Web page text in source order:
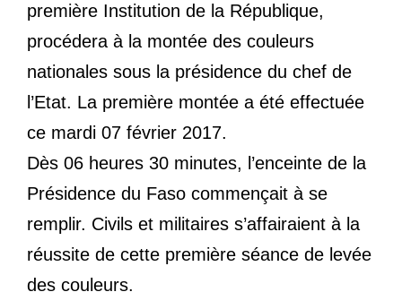
première Institution de la République,
procédera à la montée des couleurs
nationales sous la présidence du chef de
l’Etat. La première montée a été effectuée
ce mardi 07 février 2017.
Dès 06 heures 30 minutes, l’enceinte de la
Présidence du Faso commençait à se
remplir. Civils et militaires s’affairaient à la
réussite de cette première séance de levée
des couleurs.